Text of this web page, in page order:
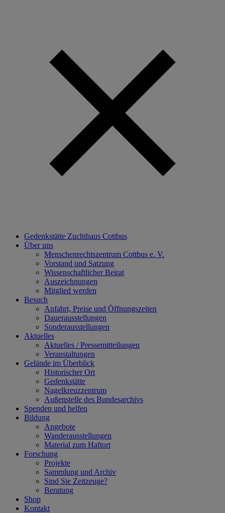
Gedenkstätte Zuchthaus Cottbus
Über uns
Menschenrechtszentrum Cottbus e. V.
Vorstand und Satzung
Wissenschaftlicher Beirat
Auszeichnungen
Mitglied werden
Besuch
Anfahrt, Preise und Öffnungszeiten
Dauerausstellungen
Sonderausstellungen
Aktuelles
Aktuelles / Pressemitteilungen
Veranstaltungen
Gelände im Überblick
Historischer Ort
Gedenkstätte
Nagelkreuzzentrum
Außenstelle des Bundesarchivs
Spenden und helfen
Bildung
Angebote
Wanderausstellungen
Material zum Haftort
Forschung
Projekte
Sammlung und Archiv
Sind Sie Zeitzeuge?
Beratung
Shop
Kontakt